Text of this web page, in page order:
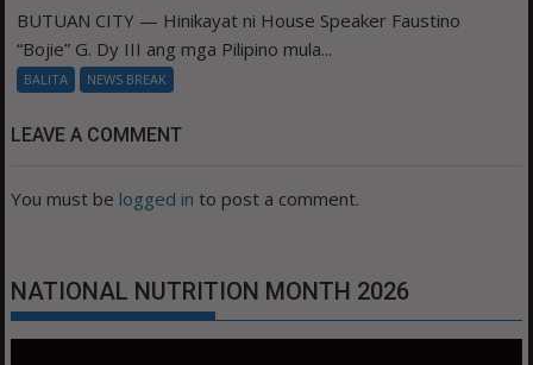
BUTUAN CITY — Hinikayat ni House Speaker Faustino
“Bojie” G. Dy III ang mga Pilipino mula...
BALITA NEWS BREAK
LEAVE A COMMENT
You must be logged in to post a comment.
NATIONAL NUTRITION MONTH 2026